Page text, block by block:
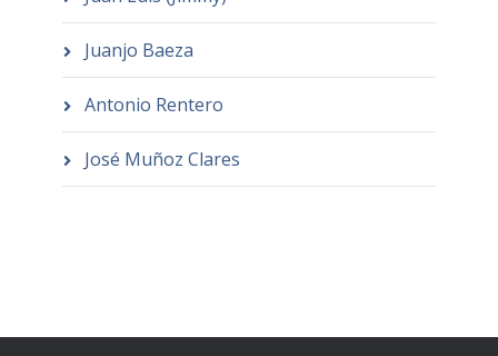
Juanjo Baeza
Antonio Rentero
José Muñoz Clares